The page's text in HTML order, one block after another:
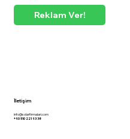
Reklam Ver!
İletişim
info@solarfirmalari.com
+90 510 221 93 38